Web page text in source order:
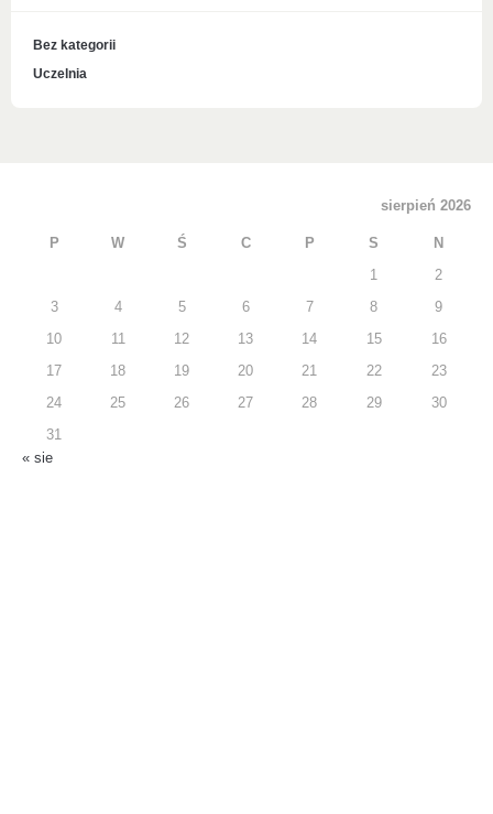
Bez kategorii
Uczelnia
sierpień 2026
P W Ś C P S N
1 2
3 4 5 6 7 8 9
10 11 12 13 14 15 16
17 18 19 20 21 22 23
24 25 26 27 28 29 30
31
« sie